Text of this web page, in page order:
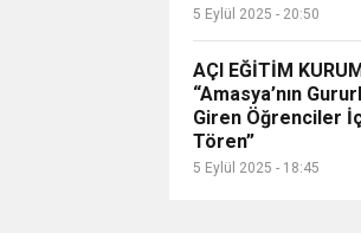
5 Eylül 2025 - 20:50
AÇI EĞİTİM
“Amasya’nın
Giren Öğrenciler
Tören”
5 Eylül 2025 - 18:45